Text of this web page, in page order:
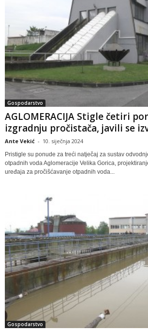
Gospodarstvo
AGLOMERACIJA Stigle četiri
izgradnju pročistača, javili se
Ante Vekić - 10. siječnja 2024
Pristigle su ponude za treći natječaj za sustav
otpadnih voda Aglomeracije Velika Gorica,
uređaja za pročišćavanje otpadnih voda...
Gospodarstvo